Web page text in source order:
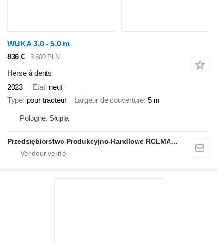
WUKA 3,0 - 5,0 m
836 €
3 600 PLN
Herse à dents
2023
État neuf
Type pour tracteur Largeur de couverture 5 m
Pologne, Słupia
Przedsiębiorstwo Produkcyjno-Handlowe ROLMAPOL Marcin Dziekan